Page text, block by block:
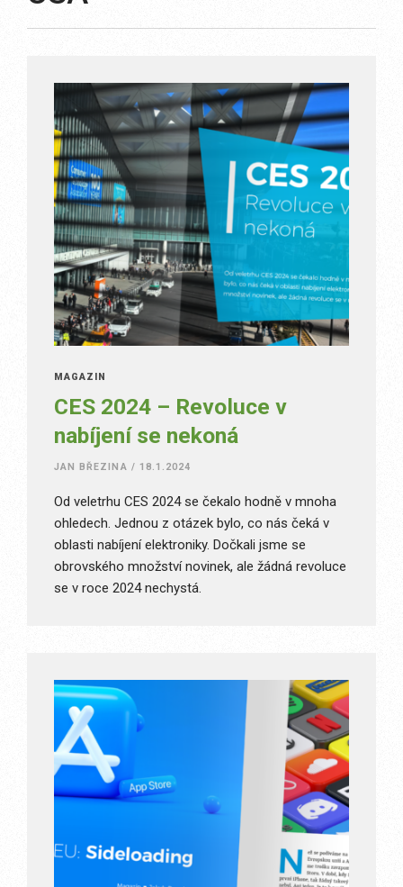
MAGAZÍN
CES 2024 – Revoluce v
nabíjení se nekoná
JAN BŘEZINA / 18.1.2024
Od veletrhu CES 2024 se čekalo hodně v mnoha
ohledech. Jednou z otázek bylo, co nás čeká v
oblasti nabíjení elektroniky. Dočkali jsme se
obrovského množství novinek, ale žádná revoluce
se v roce 2024 nechystá.